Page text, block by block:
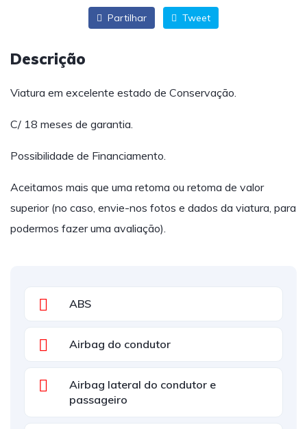
Partilhar Tweet
Descrição
Viatura em excelente estado de Conservação.
C/ 18 meses de garantia.
Possibilidade de Financiamento.
Aceitamos mais que uma retoma ou retoma de valor
superior (no caso, envie-nos fotos e dados da viatura, para
podermos fazer uma avaliação).
ABS
Airbag do condutor
Airbag lateral do condutor e
passageiro